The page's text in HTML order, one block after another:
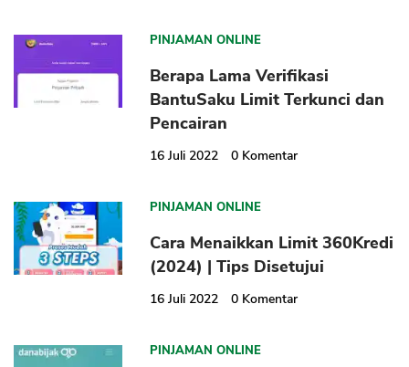
PINJAMAN ONLINE
Berapa Lama Verifikasi
BantuSaku Limit Terkunci dan
Pencairan
16 Juli 2022 0 Komentar
PINJAMAN ONLINE
Cara Menaikkan Limit 360Kredi
(2024) | Tips Disetujui
16 Juli 2022 0 Komentar
PINJAMAN ONLINE